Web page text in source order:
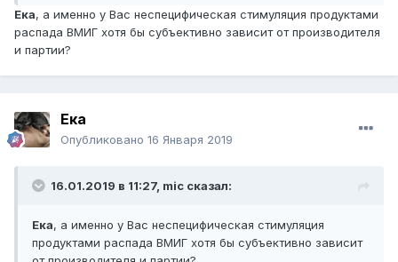
Ека, а именно у Вас неспецифическая стимуляция продуктами
распада ВМИГ хотя бы субъективно зависит от производителя
и партии?
Ека
Опубликовано 16 Января 2019
16.01.2019 в 11:27, mic сказал:
Ека, а именно у Вас неспецифическая стимуляция
продуктами распада ВМИГ хотя бы субъективно зависит